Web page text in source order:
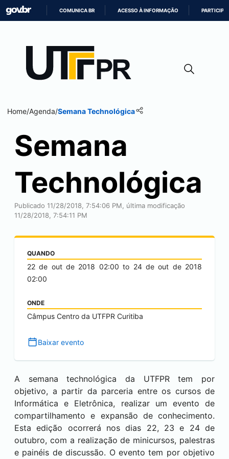
CONTEÚDO
COMUNICA BR ACESSO À INFORMAÇÃO PARTICIPE
Home/Agenda/Semana Technológica
Semana
Technológica
Publicado 11/28/2018, 7:54:06 PM, última modificação
11/28/2018, 7:54:11 PM
QUANDO
22 de out de 2018 02:00 to 24 de out de 2018
02:00
ONDE
Câmpus Centro da UTFPR Curitiba
Baixar evento
A semana technológica da UTFPR tem por
objetivo, a partir da parceria entre os cursos de
Informática e Eletrônica, realizar um evento de
compartilhamento e expansão de conhecimento.
Esta edição ocorrerá nos dias 22, 23 e 24 de
outubro, com a realização de minicursos, palestras
e painéis de discussão. O evento tem por objetivo